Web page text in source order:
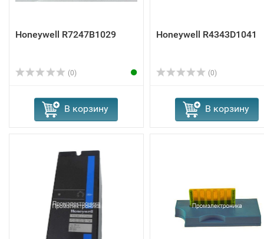
Honeywell R7247B1029
(0)
В корзину
Honeywell R4343D1041
(0)
В корзину